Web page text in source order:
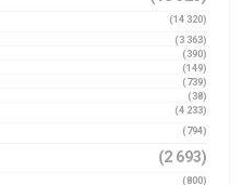
(14 320)
(3 363)
(390)
(149)
(739)
(38)
(4 233)
(794)
(2 693)
(800)